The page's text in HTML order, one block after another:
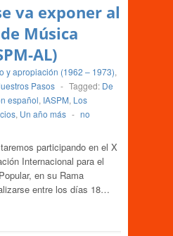
va exponer al
Música
AL)
y apropiación (1962 – 1973),
Pasos - Tagged: De
español, IASPM, Los
, Un año más - no
participando en el X
Internacional para el
en su Rama
entre los días 18…